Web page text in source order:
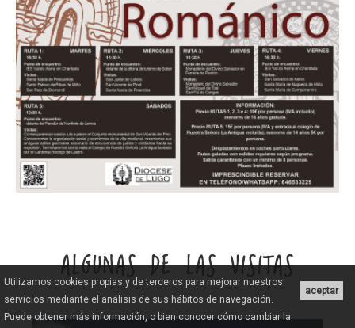
ALGUNAS DE LAS VISITAS
aceptar
Utilizamos cookies propias y de terceros para mejorar nuestros
servicios mediante el análisis de sus hábitos de navegación.
Puede obtener más información, o bien conocer cómo cambiar la